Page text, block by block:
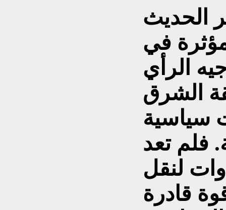
الحديث
في
الرأي
الشرق
سياسية
فلم تعد
لنقل
قادرة